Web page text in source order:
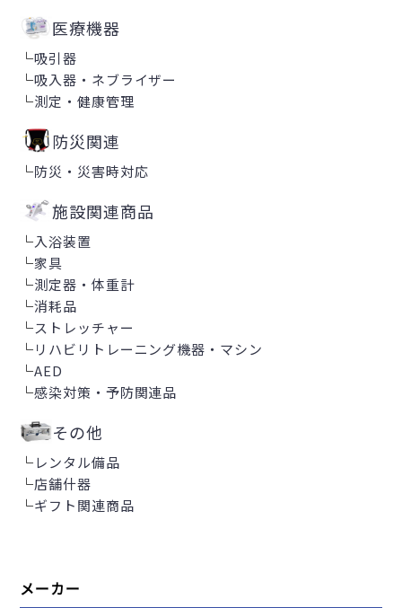
医療機器
└吸引器
└吸入器・ネブライザー
└測定・健康管理
防災関連
└防災・災害時対応
施設関連商品
└入浴装置
└家具
└測定器・体重計
└消耗品
└ストレッチャー
└リハビリトレーニング機器・マシン
└AED
└感染対策・予防関連品
その他
└レンタル備品
└店舗什器
└ギフト関連商品
メーカー